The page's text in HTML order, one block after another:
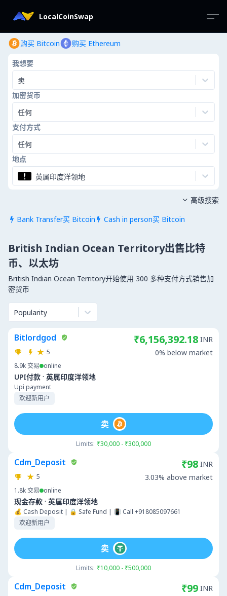
LocalCoinSwap
购买 Bitcoin 购买 Ethereum
我想要
卖
加密货币
任何
支付方式
任何
地点
英属印度洋领地
 Bank Transfer买 Bitcoin  Cash in person买 Bitcoin
 高级搜索
British Indian Ocean Territory出售比特
币、以太坊
British Indian Ocean Territory开始使用 300 多种支付方式销售加
密货币
Popularity
Bitlordgod
5
8.9k交易 online
UPI付款 · 英属印度洋领地
Upi payment
欢迎新用户
₹6,156,392.18 INR
0% below market
Limits: ₹30,000 - ₹300,000
卖
Cdm_Deposit
5
1.8k交易 online
现金存款 · 英属印度洋领地
💰 Cash Deposit | 🔒 Safe Fund | 📳 Call +918085097661
欢迎新用户
₹98 INR
3.03% above market
Limits: ₹10,000 - ₹500,000
卖
Cdm_Deposit ₹99 INR